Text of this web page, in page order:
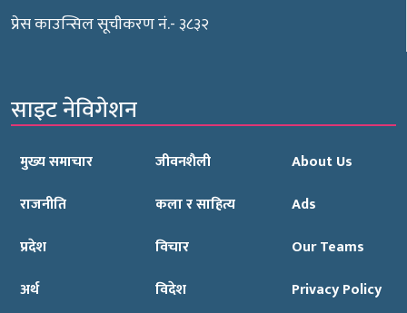
प्रेस काउन्सिल सूचीकरण नं.- ३८३२
साइट नेविगेशन
मुख्य समाचार
राजनीति
प्रदेश
अर्थ
जीवनशैली
कला र साहित्य
विचार
विदेश
About Us
Ads
Our Teams
Privacy Policy